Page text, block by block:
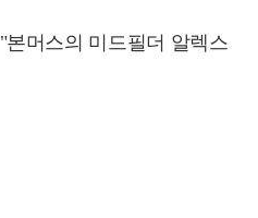
머스의 미드필더 알렉스